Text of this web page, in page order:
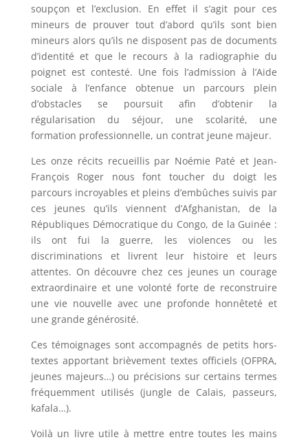
soupçon et l’exclusion. En effet il s’agit pour ces
mineurs de prouver tout d’abord qu’ils sont bien
mineurs alors qu’ils ne disposent pas de documents
d’identité et que le recours à la radiographie du
poignet est contesté. Une fois l’admission à l’Aide
sociale à l’enfance obtenue un parcours plein
d’obstacles se poursuit afin d’obtenir la
régularisation du séjour, une scolarité, une
formation professionnelle, un contrat jeune majeur.
Les onze récits recueillis par Noémie Paté et Jean-
François Roger nous font toucher du doigt les
parcours incroyables et pleins d’embûches suivis par
ces jeunes qu’ils viennent d’Afghanistan, de la
Républiques Démocratique du Congo, de la Guinée :
ils ont fui la guerre, les violences ou les
discriminations et livrent leur histoire et leurs
attentes. On découvre chez ces jeunes un courage
extraordinaire et une volonté forte de reconstruire
une vie nouvelle avec une profonde honnêteté et
une grande générosité.
Ces témoignages sont accompagnés de petits hors-
textes apportant brièvement textes officiels (OFPRA,
jeunes majeurs…) ou précisions sur certains termes
fréquemment utilisés (jungle de Calais, passeurs,
kafala…).
Voilà un livre utile à mettre entre toutes les mains